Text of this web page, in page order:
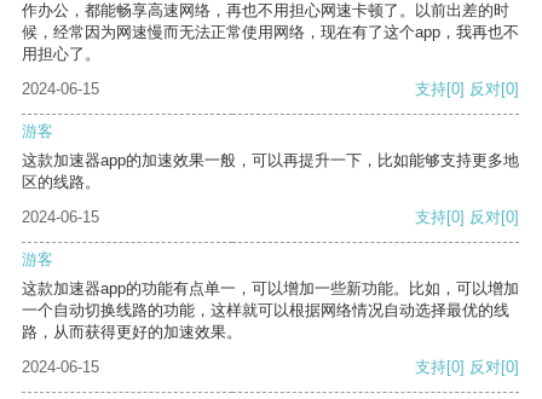
作办公，都能畅享高速网络，再也不用担心网速卡顿了。以前出差的时
候，经常因为网速慢而无法正常使用网络，现在有了这个app，我再也不
用担心了。
2024-06-15
支持[0] 反对[0]
游客
这款加速器app的加速效果一般，可以再提升一下，比如能够支持更多地
区的线路。
2024-06-15
支持[0] 反对[0]
游客
这款加速器app的功能有点单一，可以增加一些新功能。比如，可以增加
一个自动切换线路的功能，这样就可以根据网络情况自动选择最优的线
路，从而获得更好的加速效果。
2024-06-15
支持[0] 反对[0]